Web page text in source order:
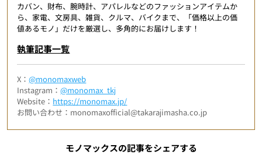
カバン、財布、腕時計、アパレルなどのファッションアイテムか
ら、家電、文房具、雑貨、クルマ、バイクまで、「価格以上の価
値あるモノ」だけを厳選し、多角的にお届けします！
執筆記事一覧
X：@monomaxweb
Instagram：@monomax_tkj
Website： https://monomax.jp/
お問い合わせ：monomaxofficial@takarajimasha.co.jp
モノマックスの記事をシェアする